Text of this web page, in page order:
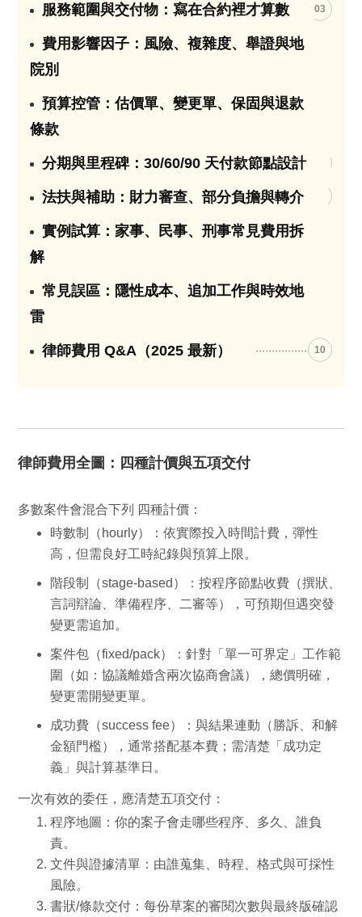
服務範圍與交付物：寫在合約裡才算數 03
費用影響因子：風險、複雜度、舉證與地
院別
預算控管：估價單、變更單、保固與退款
條款
分期與里程碑：30/60/90 天付款節點設計
法扶與補助：財力審查、部分負擔與轉介
實例試算：家事、民事、刑事常見費用拆
解
常見誤區：隱性成本、追加工作與時效地
雷
律師費用 Q&A（2025 最新） 10
律師費用全圖：四種計價與五項交付
多數案件會混合下列 四種計價 ：
時數制
（hourly）：依實際投入時間計費，彈性
高，但需良好工時紀錄與預算上限。
階段制
（stage-based）：按程序節點收費（撰狀、
言詞辯論、準備程序、二審等），可預期但遇突發
變更需追加。
案件包 （fixed/pack）：針對「單一可界定」工作範
圍（如：協議離婚含兩次協商會議），總價明確，
變更需開變更單。
成功費 （success fee）：與結果連動（勝訴、和解
金額門檻），通常搭配基本費；需清楚「成功定
義」與計算基準日。
一次有效的委任，應清楚五項交付：
程序地圖 ：你的案子會走哪些程序、多久、誰負
責。
文件與證據清單 ：由誰蒐集、時程、格式與可採性
風險。
書狀/條款交付 ：每份草案的審閱次數與最終版確認